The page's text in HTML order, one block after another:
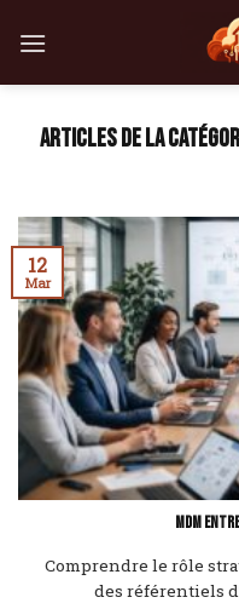
MDM
Comprendre le rôle
des référentiels
12
Mar